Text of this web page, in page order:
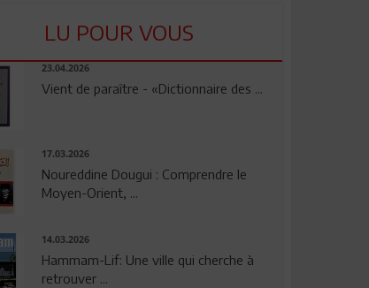
LU POUR VOUS
23.04.2026
Vient de paraître - «Dictionnaire des ...
17.03.2026
Noureddine Dougui : Comprendre le
Moyen-Orient, ...
14.03.2026
Hammam-Lif: Une ville qui cherche à
retrouver ...